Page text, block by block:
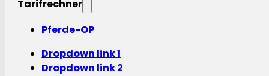
Tarifrechner
Pferde-OP
Dropdown link 1
Dropdown link 2